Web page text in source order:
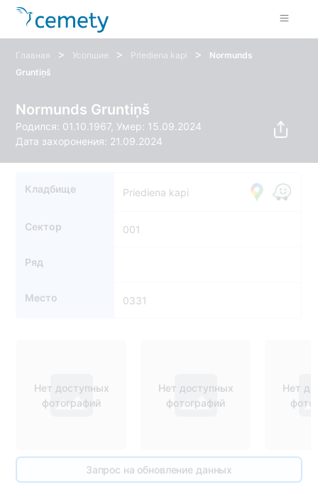
Главная > Усопшие > Priediena kapi >
Normunds
Gruntiņš
Normunds Gruntiņš
Родился: 01.10.1967, Умер: 15.09.2024
Дата захоронения: 21.09.2024
Кладбище Priediena kapi
Сектор 001
Ряд
Место 0331
Нет доступных
фотографий
Нет доступных
фотографий
Нет
Запрос на обновление данных